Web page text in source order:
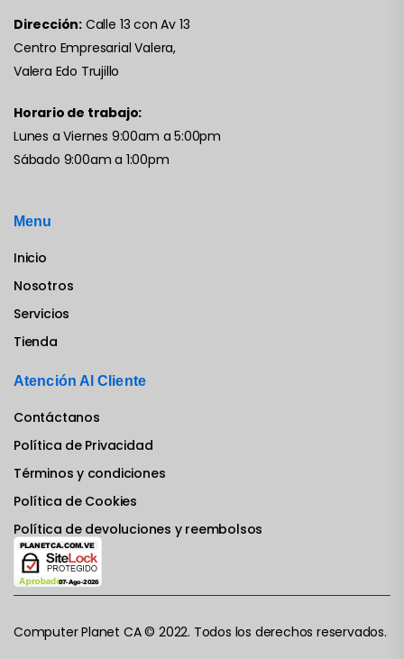
Dirección: Calle 13 con Av 13
Centro Empresarial Valera,
Valera Edo Trujillo
Horario de trabajo:
Lunes a Viernes 9:00am a 5:00pm
Sábado 9:00am a 1:00pm
Menu
Inicio
Nosotros
Servicios
Tienda
Atención Al Cliente
Contáctanos
Política de Privacidad
Términos y condiciones
Política de Cookies
Política de devoluciones y reembolsos
Computer Planet CA © 2022. Todos los derechos reservados.